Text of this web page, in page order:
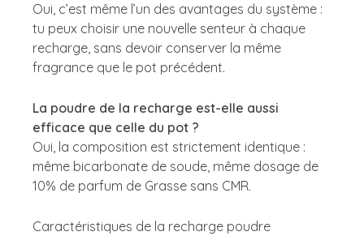
Oui, c’est même l’un des avantages du système :
tu peux choisir une nouvelle senteur à chaque
recharge, sans devoir conserver la même
fragrance que le pot précédent.
La poudre de la recharge est-elle aussi
efficace que celle du pot ?
Oui, la composition est strictement identique :
même bicarbonate de soude, même dosage de
10% de parfum de Grasse sans CMR.
Caractéristiques de la recharge poudre